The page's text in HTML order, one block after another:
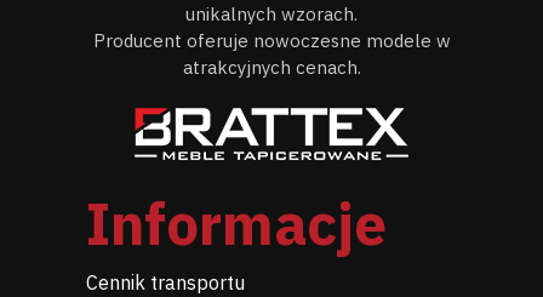
unikalnych wzorach.
Producent oferuje nowoczesne modele w
atrakcyjnych cenach.
Informacje
Cennik transportu